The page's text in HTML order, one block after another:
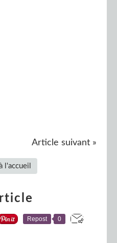
Article suivant »
l'accueil
Repost 0